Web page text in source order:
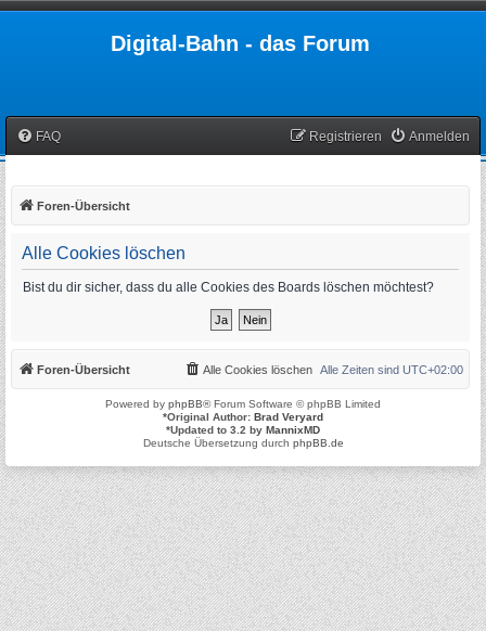
Digital-Bahn - das Forum
FAQ Anmelden
Registrieren
Foren-Übersicht
Alle Cookies löschen
Bist du dir sicher, dass du alle Cookies des Boards löschen möchtest?
Foren-Übersicht Alle Zeiten sind UTC+02:00
Alle Cookies löschen
Powered by phpBB® Forum Software © phpBB Limited
*Original Author: Brad Veryard
*Updated to 3.2 by MannixMD
Deutsche Übersetzung durch phpBB.de